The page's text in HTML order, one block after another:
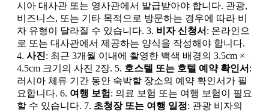
시아 대사관 또는 영사관에서 발급받아야 합니다. 관광,
비즈니스, 또는 기타 목적으로 방문하는 경우에 따라 비
자 유형이 달라질 수 있습니다. 3. 비자 신청서 : 온라인으
로 또는 대사관에서 제공하는 양식을 작성해야 합니다.
4. 사진: 최근 3개월 이내에 촬영한 백색 배경의 3.5cm ×
4.5cm 크기의 사진 2장. 5. 호스텔 또는 호텔 예약 확인서 :
러시아 체류 기간 동안 숙박할 장소의 예약 확인서가 필
요합니다. 6. 여행 보험 : 의료 보험 또는 여행 보험이 필요
할 수 있습니다. 7. 초청장 또는 여행 일정: 관광 비자의